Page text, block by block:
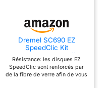
Dremel SC690 EZ
SpeedClic Kit
de Meules à Tronçonner
pour Outil Mulltifonction
Rotatif, 10 Disques á
Résistance: les disques EZ
SpeedClic sont renforcés par
de la fibre de verre afin de vous